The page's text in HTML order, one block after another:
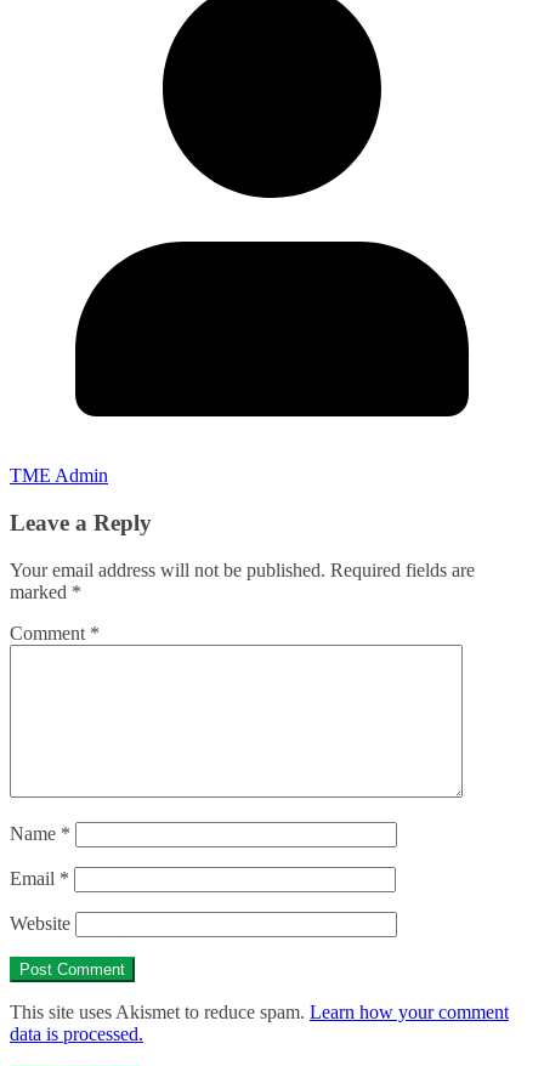
TME Admin
Leave a Reply
Your email address will not be published. Required fields are
marked *
Comment *
Name *
Email *
Website
This site uses Akismet to reduce spam. Learn how your comment
data is processed.